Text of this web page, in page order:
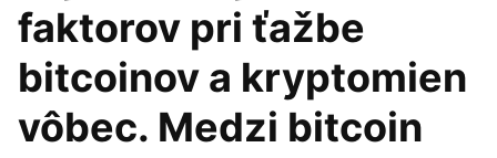
faktorov pri ťažbe
bitcoinov a kryptomien
vôbec. Medzi bitcoin